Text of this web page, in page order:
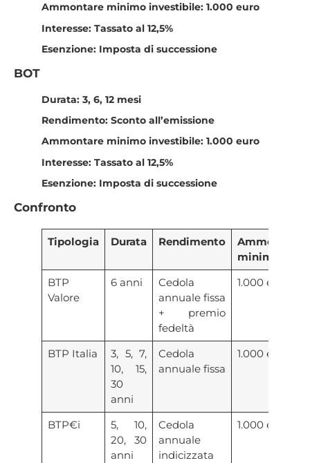
Ammontare minimo investibile: 1.000 euro
Interesse: Tassato al 12,5%
Esenzione: Imposta di successione
BOT
Durata: 3, 6, 12 mesi
Rendimento: Sconto all’emissione
Ammontare minimo investibile: 1.000 euro
Interesse: Tassato al 12,5%
Esenzione: Imposta di successione
Confronto
Tipologia Durata Rendimento
Ammontare
minimo
BTP
Valore
6 anni
Cedola
annuale fissa
+ premio
fedeltà
1.000 euro
BTP Italia
3, 5, 7,
10, 15,
30
anni
Cedola
annuale fissa
1.000 euro
BTP€i
5, 10,
20, 30
anni
Cedola
annuale
indicizzata
1.000 euro